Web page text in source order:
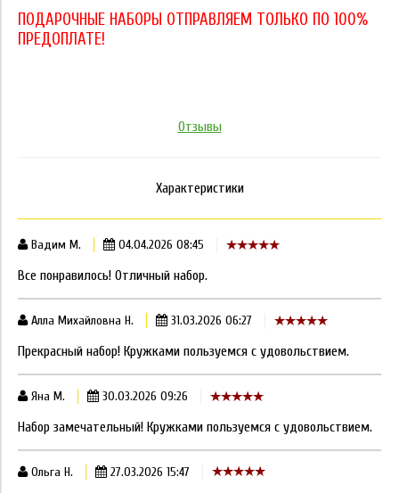
ПОДАРОЧНЫЕ НАБОРЫ ОТПРАВЛЯЕМ ТОЛЬКО ПО 100%
ПРЕДОПЛАТЕ!
Отзывы
Характеристики
Вадим М. 04.04.2026 08:45
Все понравилось! Отличный набор.
Алла Михайловна Н. 31.03.2026 06:27
Прекрасный набор! Кружками пользуемся с удовольствием.
Яна М. 30.03.2026 09:26
Набор замечательный! Кружками пользуемся с удовольствием.
Ольга Н. 27.03.2026 15:47